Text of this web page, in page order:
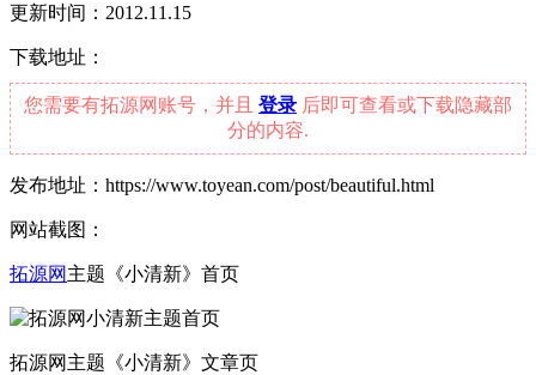
更新时间：2012.11.15
下载地址：
您需要有拓源网账号，并且 登录 后即可查看或下载隐藏部
分的内容.
发布地址：https://www.toyean.com/post/beautiful.html
网站截图：
拓源网 主题《小清新》首页
拓源网主题《小清新》文章页